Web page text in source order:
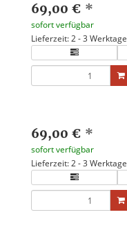
69,00 € *
sofort verfügbar
Lieferzeit: 2 - 3 Werktage
69,00 € *
sofort verfügbar
Lieferzeit: 2 - 3 Werktage